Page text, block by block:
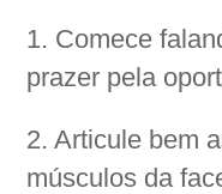
1. Comece
prazer pela
2. Articule bem
músculos da